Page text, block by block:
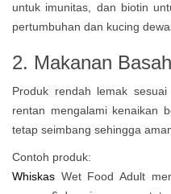
untuk imunitas, dan biotin
pertumbuhan dan kucing
2. Makanan
Produk rendah lemak
rentan mengalami kenaikan
tetap seimbang sehingga
Contoh produk:
Whiskas Wet Food Adult